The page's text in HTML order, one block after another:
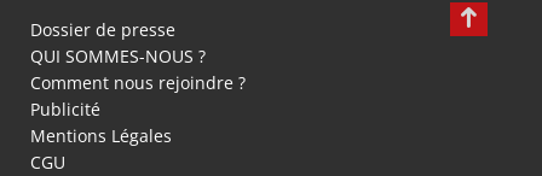
Dossier de presse
QUI SOMMES-NOUS ?
Comment nous rejoindre ?
Publicité
Mentions Légales
CGU